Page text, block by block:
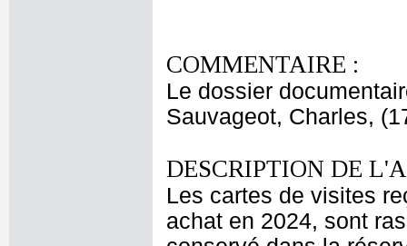
COMMENTAIRE :
Le dossier
Sauvageot, Charles,
DESCRIPTION DE
Les cartes de visites
achat en 2024, sont